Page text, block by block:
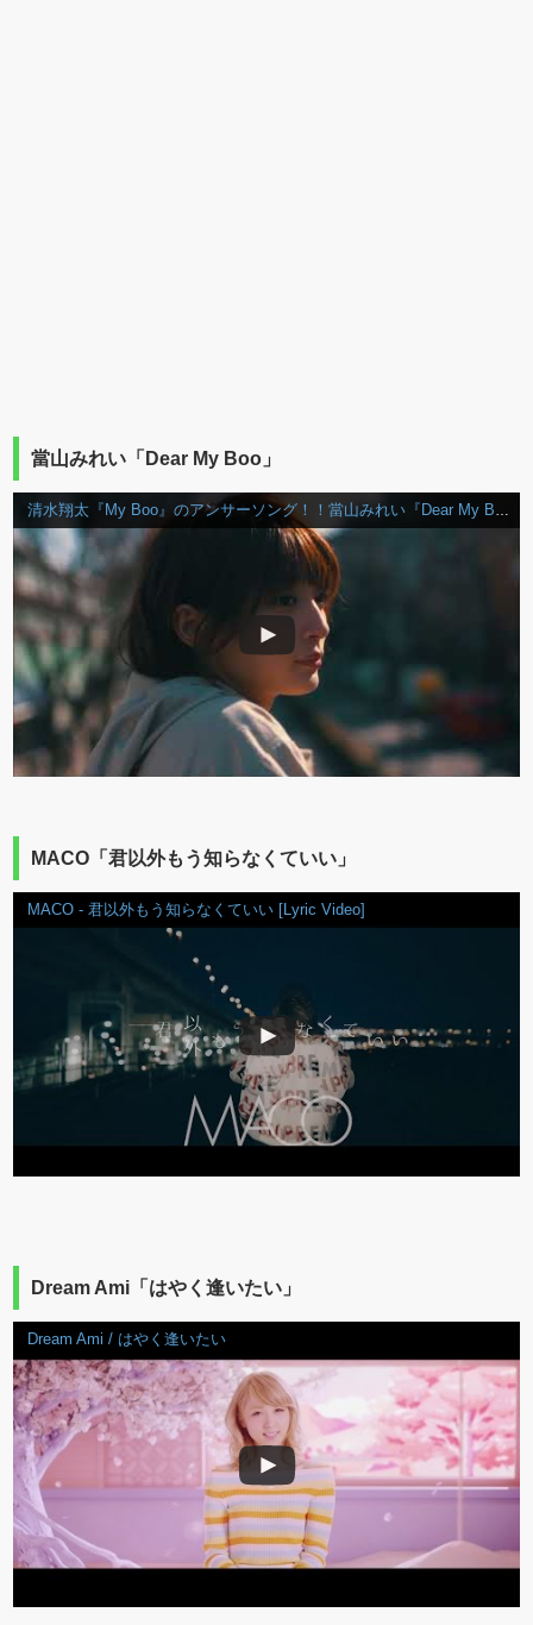
當山みれい「Dear My Boo」
MACO「君以外もう知らなくていい」
MACO - 君以外もう知らなくていい [Lyric Video]
Dream Ami「はやく逢いたい」
Dream Ami / はやく逢いたい